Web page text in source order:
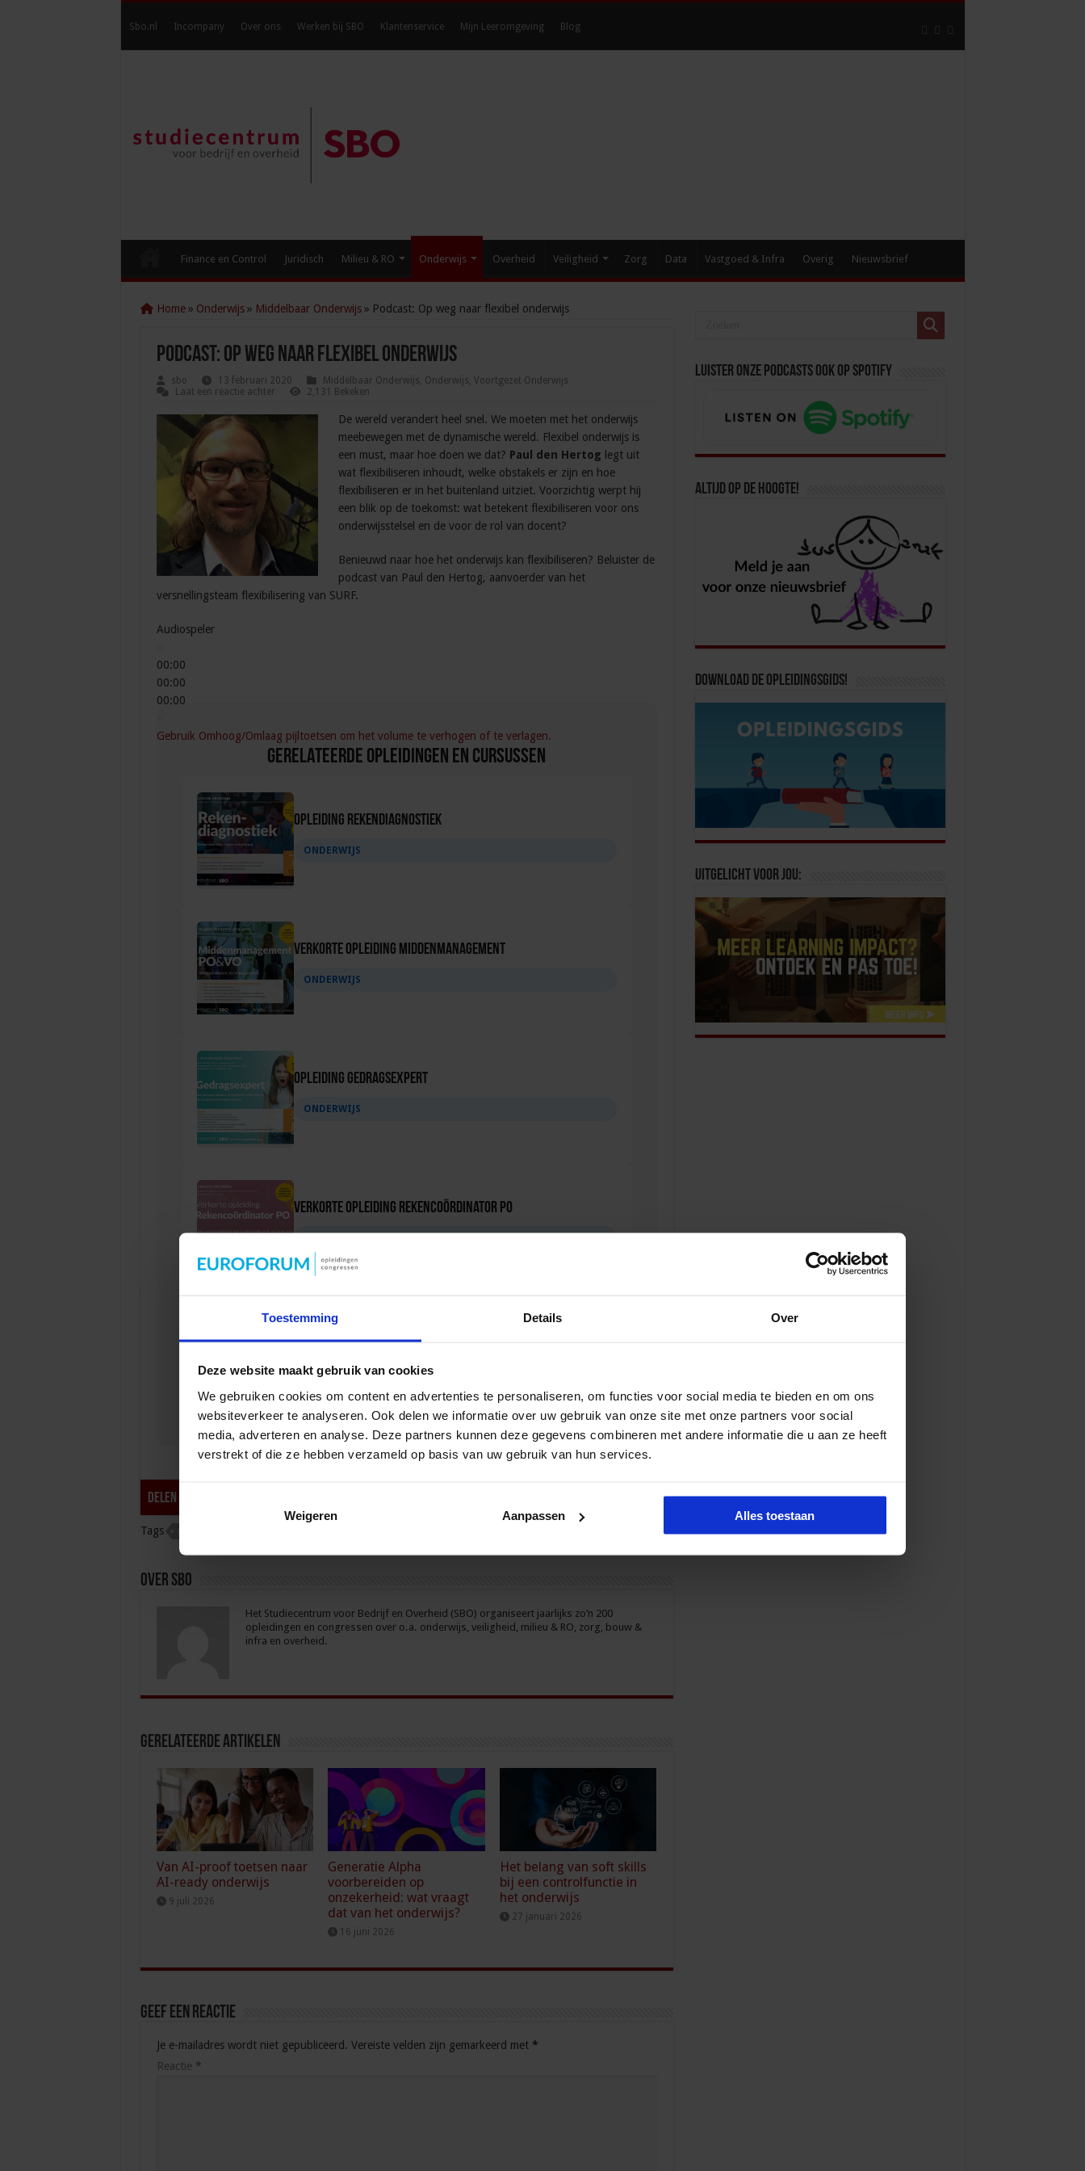
Toestemming Details Over
Deze website maakt gebruik van cookies
We gebruiken cookies om content en advertenties te personaliseren, om functies voor social media te bieden en om ons
websiteverkeer te analyseren. Ook delen we informatie over uw gebruik van onze site met onze partners voor social
media, adverteren en analyse. Deze partners kunnen deze gegevens combineren met andere informatie die u aan ze heeft
verstrekt of die ze hebben verzameld op basis van uw gebruik van hun services.
Weigeren Aanpassen Alles toestaan
Sbo.nl Incompany Over ons Werken bij SBO Klantenservice Mijn Leeromgeving Blog
Finance en Control Juridisch Milieu & RO Onderwijs Overheid Veiligheid Zorg Data Vastgoed & Infra Overig Nieuwsbrief
Home » Onderwijs » Middelbaar Onderwijs » Podcast: Op weg naar flexibel onderwijs
Podcast: Op weg naar flexibel onderwijs
sbo 13 februari 2020 Middelbaar Onderwijs, Onderwijs, Voortgezet Onderwijs
Laat een reactie achter
2,131 Bekeken
De wereld verandert heel snel. We moeten met het onderwijs
meebewegen met de dynamische wereld. Flexibel onderwijs is
een must, maar hoe doen we dat? Paul den Hertog legt uit
wat flexibiliseren inhoudt, welke obstakels er zijn en hoe
flexibiliseren er in het buitenland uitziet. Voorzichtig werpt hij
een blik op de toekomst: wat betekent flexibiliseren voor ons
onderwijsstelsel en de voor de rol van docent?
Benieuwd naar hoe het onderwijs kan flexibiliseren? Beluister de
podcast van Paul den Hertog, aanvoerder van het
versnellingsteam flexibilisering van SURF.
Audiospeler
00:00
00:00
00:00
Gebruik Omhoog/Omlaag pijltoetsen om het volume te verhogen of te verlagen.
Gerelateerde Opleidingen en Cursussen
Opleiding Rekendiagnostiek
ONDERWIJS
Verkorte opleiding Middenmanagement
ONDERWIJS
Opleiding Gedragsexpert
ONDERWIJS
Verkorte opleiding Rekencoördinator PO
Verkorte opleiding voor de Intern Begeleider
ONDERWIJS
Delen
Tags
Over sbo
Het Studiecentrum voor Bedrijf en Overheid (SBO) organiseert jaarlijks zo’n 200
opleidingen en congressen over o.a. onderwijs, veiligheid, milieu & RO, zorg, bouw &
infra en overheid.
Gerelateerde Artikelen
Van AI-proof toetsen naar
AI-ready onderwijs
9 juli 2026
Generatie Alpha
voorbereiden op
onzekerheid: wat vraagt
dat van het onderwijs?
16 juni 2026
Het belang van soft skills
bij een controlfunctie in
het onderwijs
27 januari 2026
Geef een reactie
Je e-mailadres wordt niet gepubliceerd. Vereiste velden zijn gemarkeerd met *
Reactie *
Luister onze podcasts ook op spotify
Altijd op de hoogte!
Download de opleidingsgids!
Uitgelicht voor jou: